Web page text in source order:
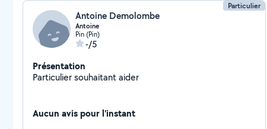
Particulier
Antoine Demolombe
Antoine
Pin (Pin)
-/5
Présentation
Particulier souhaitant aider
Aucun avis pour l'instant